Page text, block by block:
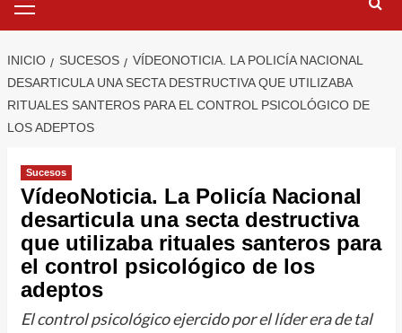
primario
INICIO SUCESOS
VÍDEONOTICIA. LA POLICÍA NACIONAL
DESARTICULA UNA SECTA DESTRUCTIVA QUE UTILIZABA
RITUALES SANTEROS PARA EL CONTROL PSICOLÓGICO DE
LOS ADEPTOS
Sucesos
VídeoNoticia. La Policía Nacional
desarticula una secta destructiva
que utilizaba rituales santeros para
el control psicológico de los
adeptos
El control psicológico ejercido por el líder era de tal